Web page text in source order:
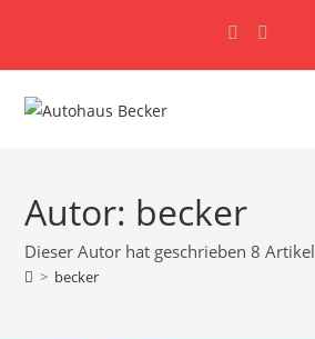
springen
Autor: becker
Dieser Autor hat geschrieben 8 Artikel
> becker